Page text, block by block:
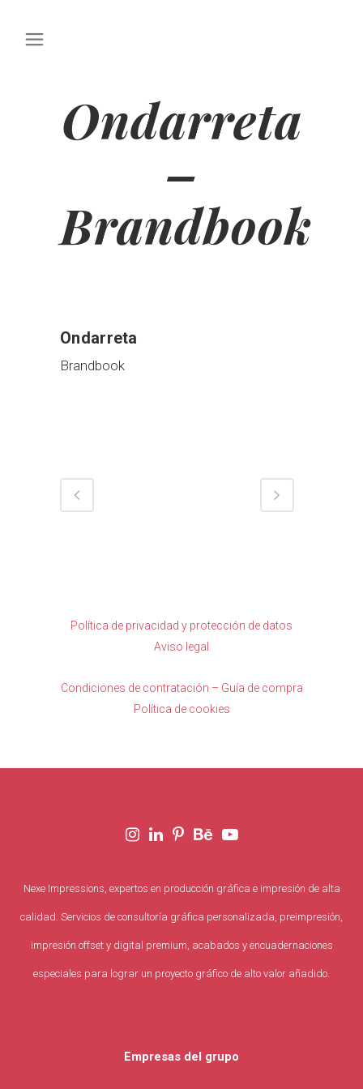
Ondarreta
–
Brandbook
Ondarreta
Brandbook
Política de privacidad y protección de datos
Aviso legal
Condiciones de contratación – Guía de compra
Política de cookies
Nexe Impressions, expertos en producción gráfica e impresión de alta
calidad. Servicios de consultoría gráfica personalizada, preimpresión,
impresión offset y digital premium, acabados y encuadernaciones
especiales para lograr un proyecto gráfico de alto valor añadido.
Empresas del grupo